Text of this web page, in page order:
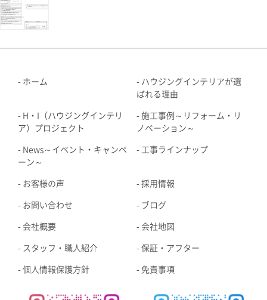
ホーム
ハウジングインテリアが選
ばれる理由
H・I（ハウジングインテリ
ア）プロジェクト
施工事例～リフォーム・リ
ノベーション～
News～イベント・キャンペ
ーン～
工事ラインナップ
お客様の声 採用情報
お問い合わせ ブログ
会社概要 会社地図
スタッフ・職人紹介 保証・アフター
個人情報保護方針 免責事項